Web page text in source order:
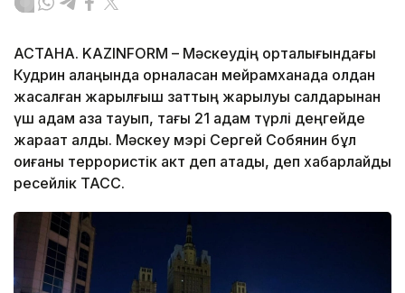
АСТАНА. KAZINFORM – Мәскеудің орталығындағы
Кудрин алаңында орналасқан мейрамханада қолдан
жасалған жарылғыш заттың жарылуы салдарынан
үш адам қаза тауып, тағы 21 адам түрлі деңгейде
жарақат алды. Мәскеу мэрі Сергей Собянин бұл
оқиғаны террористік акт деп атады, деп хабарлайды
ресейлік ТАСС.